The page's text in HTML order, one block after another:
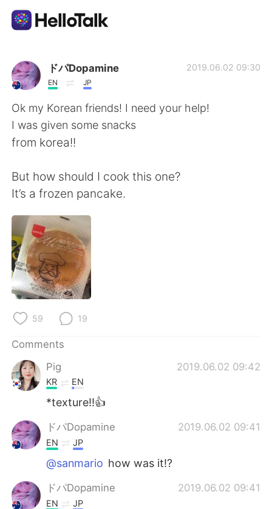
Language Exchange App
AI Grammar Checker
English
简体中文 繁體中文
Español
Français
日本語
Türkçe
Português
ドパDopamine
EN JP
2019.06.02 09:30
Ok my Korean friends! I need your help!
I was given some snacks
from korea!!
But how should I cook this one?
It’s a frozen pancake.
59 19
Comments
Pig
2019.06.02 09:42
KR EN
*texture!!👍
ドパDopamine 2019.06.02 09:41
EN JP
@sanmario how was it!?
ドパDopamine 2019.06.02 09:41
EN JP